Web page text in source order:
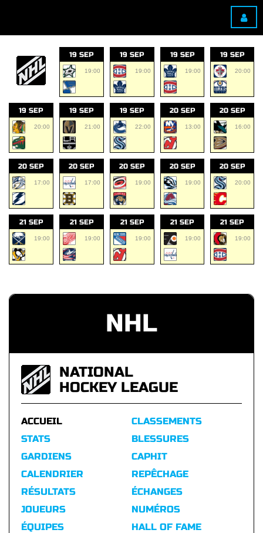
19 SEP
19:00
19 SEP
19:00
19 SEP
19:00
19 SEP
20:00
19 SEP
20:00
19 SEP
21:00
19 SEP
22:00
20 SEP
13:00
20 SEP
16:00
20 SEP
17:00
20 SEP
17:00
20 SEP
19:00
20 SEP
19:00
20 SEP
20:00
21 SEP
19:00
21 SEP
19:00
21 SEP
19:00
21 SEP
19:00
21 SEP
19:00
NHL
NATIONAL
HOCKEY LEAGUE
ACCUEIL
STATS
GARDIENS
CALENDRIER
RÉSULTATS
CLASSEMENTS
BLESSURES
CAPHIT
REPÊCHAGE
ÉCHANGES
JOUEURS
ÉQUIPES
NUMÉROS
HALL OF FAME